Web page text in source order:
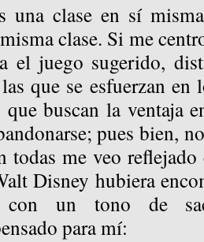
una clase en sí
clase. Si me
el juego sugerido,
que se esfuerzan
que buscan la ventaja
pues bien,
todas me veo
Disney hubiera
un tono de
para mí: